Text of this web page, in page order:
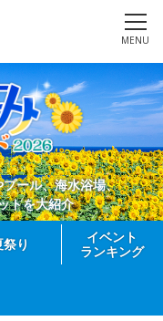
MENU
ール、海水浴場、
トを大紹介
祭り
イベント
ランキング